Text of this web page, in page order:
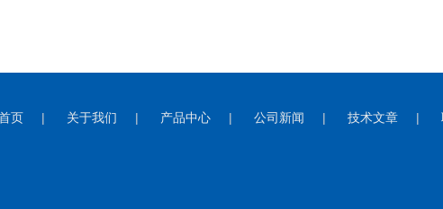
页 | 关于我们 | 产品中心 | 公司新闻 | 技术文章 |